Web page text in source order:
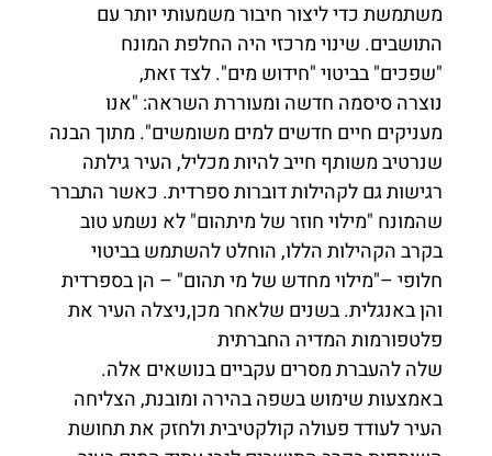
משתמשת כדי ליצור חיבור משמעותי יותר עם
התושבים. שינוי מרכזי היה החלפת המונח
"שפכים" בביטוי "חידוש מים". לצד זאת,
נוצרהסיסמה חדשה ומעוררת השראה: "אנו
מעניקים חיים חדשים למים משומשים". מתוך הבנה
שנרטיב משותף חייב להיות מכליל, העיר גילתה
רגישות גם לקהילות דוברות ספרדית. כאשר התברר
שהמונח "מילוי חוזר של מיתהום" לא נשמע טוב
בקרב הקהילות הללו, הוחלט להשתמש בביטוי
חלופי –"מילוי מחדש של מי תהום" – הן בספרדית
והן באנגלית. בשנים שלאחר מכן,ניצלה העיר את
פלטפורמות המדיה החברתית
שלה להעברת מסרים עקביים בנושאים אלה.
באמצעות שימוש בשפה בהירה ומובנת, הצליחה
העיר לעודד פעולה קולקטיבית ולחזק את תחושת